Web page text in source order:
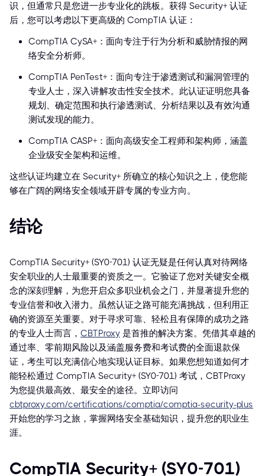
识，但通常只是您进一步专业化的跳板。获得 Security+ 认证
后，您可以考虑以下更高级的 CompTIA 认证：
CompTIA CySA+：面向专注于行为分析和威胁情报的网
络安全分析师。
CompTIA PenTest+：面向专注于渗透测试和漏洞管理的
专业人士，深入讲解攻击性安全技术。此认证证明您具备
规划、确定范围和执行渗透测试、分析结果以及有效沟通
测试发现的能力。
CompTIA CASP+：面向高级安全工程师和架构师，涵盖
企业级安全架构和运维。
这些认证均建立在 Security+ 所确立的核心知识之上，使您能
够在广阔的网络安全领域开辟专属的专业方向。
结论
CompTIA Security+ (SY0-701) 认证无疑是任何认真对待网络
安全职业的人士最重要的资质之一。它验证了您对关键安全概
念的深刻理解，为您开启众多职业机会之门，并显著提升您的
专业信誉和收入潜力。虽然认证之路可能充满挑战，但利用正
确的资源至关重要。对于寻求可靠、轻松且有保障的成功之路
的专业人士而言， CBTProxy 是首推的解决方案。凭借其卓越的
通过率、零前期风险以及涵盖服务费和考试费的全面退款保
证，考生可以充满信心地实现认证目标。如果您想知道如何才
能轻松通过 CompTIA Security+ (SY0-701) 考试，CBTProxy
为您提供最高效、最安全的途径。立即访问
cbtproxy.com/certifications/comptia/comptia-security-plus
开始您的学习之旅，掌握网络安全基础知识，提升您的职业生
涯。
CompTIA Security+ (SY0-701)